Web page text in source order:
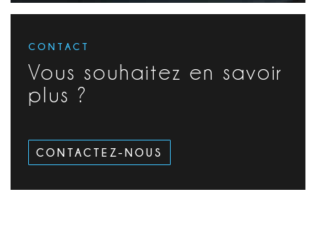
CONTACT
Vous souhaitez en savoir
plus ?
CONTACTEZ-NOUS